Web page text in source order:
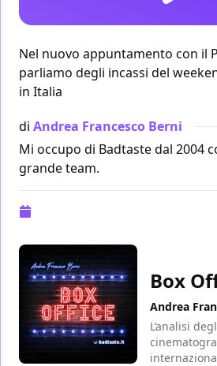
Nel nuovo appuntamento con il
parliamo degli incassi del
in Italia
di Andrea Francesco Berni
Mi occupo di Badtaste dal 2004
grande team.
Box
Andrea
L’analisi